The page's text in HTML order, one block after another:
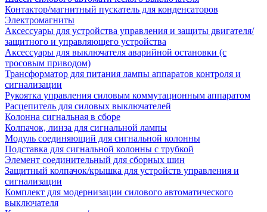
Контактор/магнитный пускатель для конденсаторов
Электромагниты
Аксессуары для устройства управления и защиты двигателя/
защитного и управляющего устройства
Аксессуары для выключателя аварийной остановки (с
тросовым приводом)
Трансформатор для питания лампы аппаратов контроля и
сигнализации
Рукоятка управления силовым коммутационным аппаратом
Расцепитель для силовых выключателей
Колонна сигнальная в сборе
Колпачок, линза для сигнальной лампы
Модуль соединяющий для сигнальной колонны
Подставка для сигнальной колонны с трубкой
Элемент соединительный для сборных шин
Защитный колпачок/крышка для устройств управления и
сигнализации
Комплект для модернизации силового автоматического
выключателя